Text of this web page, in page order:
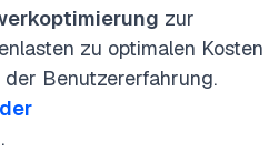
zur
zu optimalen Kosten
Benutzererfahrung.
.